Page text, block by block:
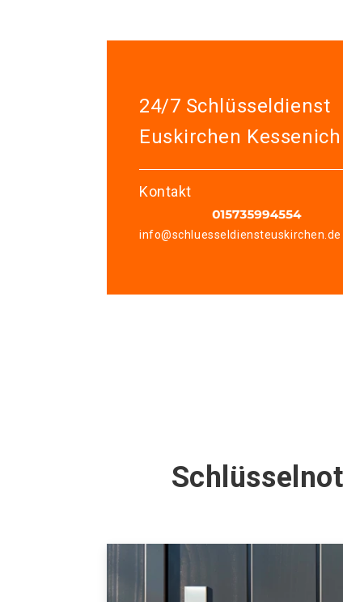
24/7 Schlüsseldienst
Euskirchen Kessenich
Kontakt
info@schluesseldiensteuskirchen.de